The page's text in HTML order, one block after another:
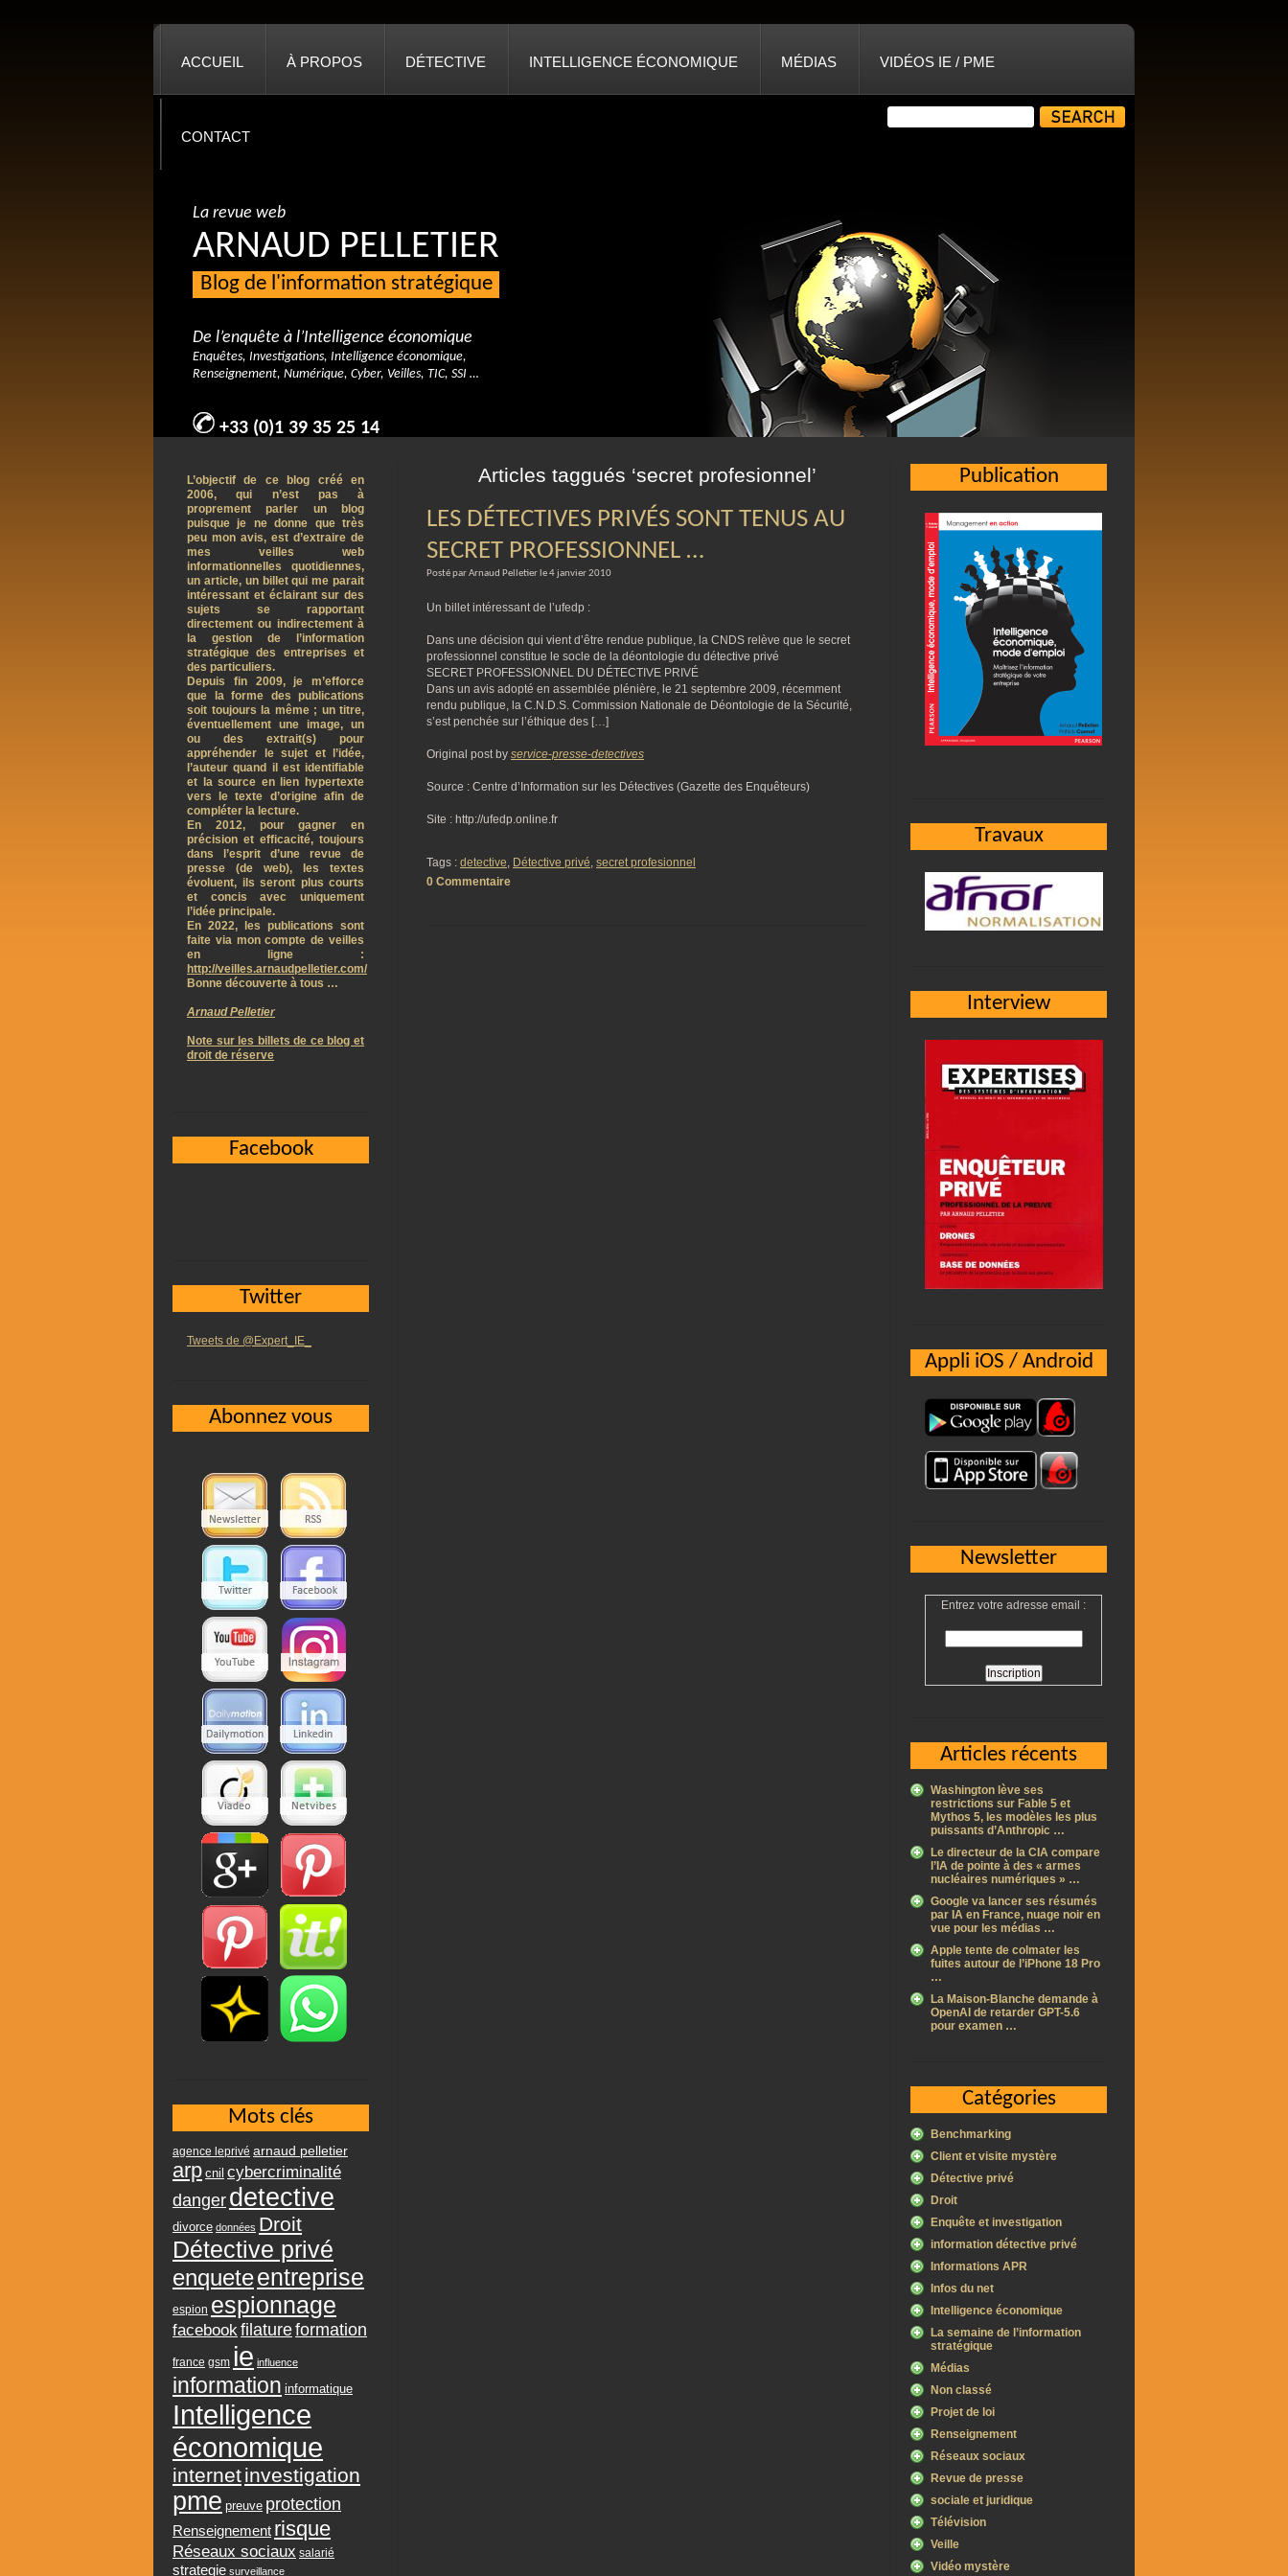
ACCUEIL À PROPOS DÉTECTIVE INTELLIGENCE ÉCONOMIQUE MÉDIAS VIDÉOS IE / PME
CONTACT
La revue web
ARNAUD PELLETIER
Blog de l'information stratégique
De l’enquête à l’Intelligence économique
Enquêtes, Investigations, Intelligence économique,
Renseignement, Numérique, Cyber, Veilles, TIC, SSI …
+33 (0)1 39 35 25 14
Articles taggués ‘secret profesionnel’
LES DÉTECTIVES PRIVÉS SONT TENUS AU
SECRET PROFESSIONNEL …
Posté par Arnaud Pelletier le 4 janvier 2010
Un billet intéressant de l’ufedp :
Dans une décision qui vient d’être rendue publique, la CNDS relève que le secret
professionnel constitue le socle de la déontologie du détective privé
SECRET PROFESSIONNEL DU DÉTECTIVE PRIVÉ
Dans un avis adopté en assemblée plénière, le 21 septembre 2009, récemment
rendu publique, la C.N.D.S. Commission Nationale de Déontologie de la Sécurité,
s’est penchée sur l’éthique des […]
Original post by service-presse-detectives
Source : Centre d’Information sur les Détectives (Gazette des Enquêteurs)
Site : http://ufedp.online.fr
Tags : detective, Détective privé, secret profesionnel
0 Commentaire
Publication
Travaux
Interview
Appli iOS / Android
Newsletter
Entrez votre adresse email :
Articles récents
Washington lève ses
restrictions sur Fable 5 et
Mythos 5, les modèles les plus
puissants d’Anthropic …
Le directeur de la CIA compare
l’IA de pointe à des « armes
nucléaires numériques » …
Google va lancer ses résumés
par IA en France, nuage noir en
vue pour les médias …
Apple tente de colmater les
fuites autour de l’iPhone 18 Pro
…
La Maison-Blanche demande à
OpenAI de retarder GPT-5.6
pour examen …
Catégories
Benchmarking
Client et visite mystère
Détective privé
Droit
Enquête et investigation
information détective privé
Informations APR
Infos du net
Intelligence économique
La semaine de l’information
stratégique
Médias
Non classé
Projet de loi
Renseignement
Réseaux sociaux
Revue de presse
sociale et juridique
Télévision
Veille
Vidéo mystère
L’objectif de ce blog créé en
2006, qui n’est pas à
proprement parler un blog
puisque je ne donne que très
peu mon avis, est d’extraire de
mes veilles web
informationnelles quotidiennes,
un article, un billet qui me parait
intéressant et éclairant sur des
sujets se rapportant
directement ou indirectement à
la gestion de l’information
stratégique des entreprises et
des particuliers.
Depuis fin 2009, je m’efforce
que la forme des publications
soit toujours la même ; un titre,
éventuellement une image, un
ou des extrait(s) pour
appréhender le sujet et l’idée,
l’auteur quand il est identifiable
et la source en lien hypertexte
vers le texte d’origine afin de
compléter la lecture.
En 2012, pour gagner en
précision et efficacité, toujours
dans l’esprit d’une revue de
presse (de web), les textes
évoluent, ils seront plus courts
et concis avec uniquement
l’idée principale.
En 2022, les publications sont
faite via mon compte de veilles
en ligne :
http://veilles.arnaudpelletier.com/
Bonne découverte à tous …
Arnaud Pelletier
Note sur les billets de ce blog et
droit de réserve
Facebook
Twitter
Tweets de @Expert_IE_
Abonnez vous
Mots clés
agence leprivé arnaud pelletier
arp cnil cybercriminalité
danger detective
divorce données Droit
Détective privé
enqueteentreprise
espion espionnage
facebookfilatureformation
france gsm ie influence
information informatique
Intelligence
économique
internetinvestigation
pme preuve protection
Renseignement risque
Réseaux sociaux salarié
strategie surveillance